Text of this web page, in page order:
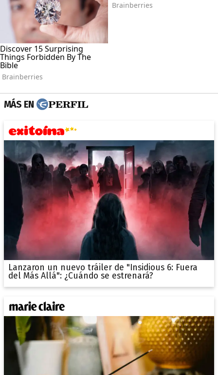
MÁS EN
Lanzaron un nuevo tráiler de "Insidious 6: Fuera
del Más Allá": ¿Cuándo se estrenará?